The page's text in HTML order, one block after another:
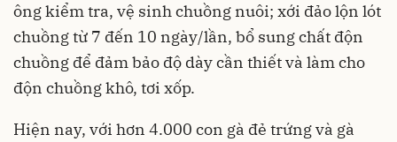
ông kiểm tra, vệ sinh chuồng nuôi; xới đảo lộn lót
chuồng từ 7 đến 10 ngày/lần, bổ sung chất độn
chuồng để đảm bảo độ dày cần thiết và làm cho
độn chuồng khô, tơi xốp.
Hiện nay, với hơn 4.000 con gà đẻ trứng và gà